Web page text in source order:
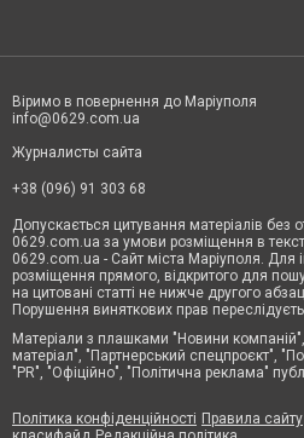
Віримо в повернення до Маріуполя
info@0629.com.ua
Журналисты сайта
+38 (096) 91 303 68
Допускається цитування матеріалів без
0629.com.ua за умови розміщення в
0629.com.ua - Сайт міста Маріуполя. Для
розміщення прямого, відкритого для
на цитовані статті не нижче другого
Порушення виняткових прав
Матеріали з плашками "Новини
матеріал", "Партнерський спецпроєкт",
"PR", "Офіційно", "Політична реклама"
Політика конфіденційності Правила сайту